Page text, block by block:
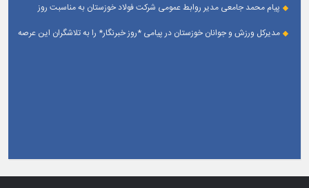
پیام محمد جامعی مدیر روابط عمومی شرکت فولاد خوزستان به مناسبت روز
مدیرکل ورزش و جوانان خوزستان در پیامی *روز خبرنگار* را به تلاشگران این عرصه